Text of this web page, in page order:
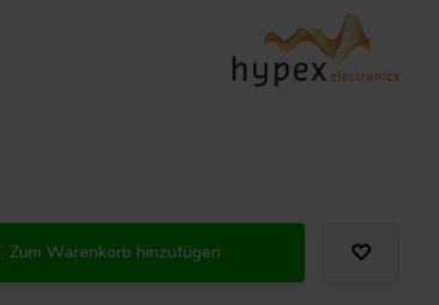
Zum Warenkorb hinzufügen